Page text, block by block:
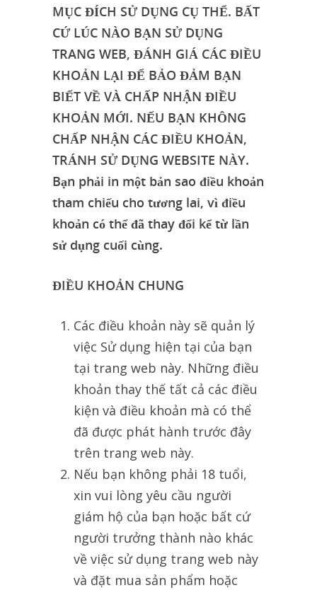
MỤC ĐÍCH SỬ DỤNG CỤ THỂ. BẤT
CỨ LÚC NÀO BẠN SỬ DỤNG
TRANG WEB, ĐÁNH GIÁ CÁC ĐIỀU
KHOẢN LẠI ĐỂ BẢO ĐẢM BẠN
BIẾT VỀ VÀ CHẤP NHẬN ĐIỀU
KHOẢN MỚI. NẾU BẠN KHÔNG
CHẤP NHẬN CÁC ĐIỀU KHOẢN,
TRÁNH SỬ DỤNG WEBSITE NÀY.
Bạn phải in một bản sao điều khoản
tham chiếu cho tương lai, vì điều
khoản có thể đã thay đổi kể từ lần
sử dụng cuối cùng.
ĐIỀU KHOẢN CHUNG
Các điều khoản này sẽ quản lý
việc Sử dụng hiện tại của bạn
tại trang web này. Những điều
khoản thay thế tất cả các điều
kiện và điều khoản mà có thể
đã được phát hành trước đây
trên trang web này.
Nếu bạn không phải 18 tuổi,
xin vui lòng yêu cầu người
giám hộ của bạn hoặc bất cứ
người trưởng thành nào khác
về việc sử dụng trang web này
và đặt mua sản phẩm hoặc